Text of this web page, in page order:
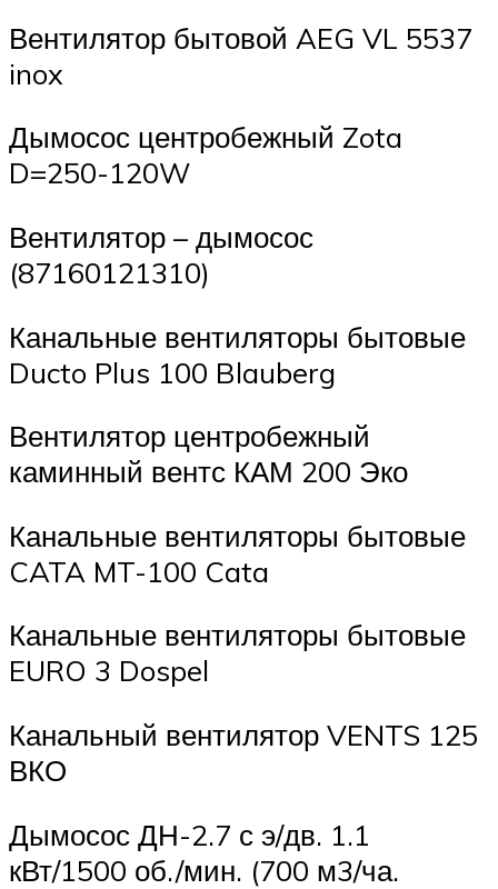
Вентилятор бытовой AEG VL 5537
inox
Дымосос центробежный Zota
D=250-120W
Вентилятор – дымосос
(87160121310)
Канальные вентиляторы бытовые
Ducto Plus 100 Blauberg
Вентилятор центробежный
каминный вентс КАМ 200 Эко
Канальные вентиляторы бытовые
CATA MT-100 Cata
Канальные вентиляторы бытовые
EURO 3 Dospel
Канальный вентилятор VENTS 125
ВКО
Дымосос ДН-2.7 с э/дв. 1.1
кВт/1500 об./мин. (700 м3/ча.